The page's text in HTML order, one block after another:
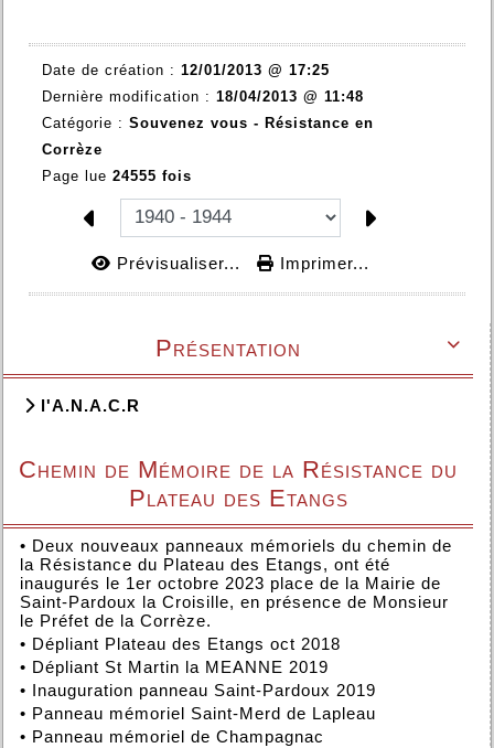

Présentation
l'A.N.A.C.R
Chemin de Mémoire de la Résistance du
Plateau des Etangs
• Deux nouveaux panneaux mémoriels du chemin de
la Résistance du Plateau des Etangs, ont été
inaugurés le 1er octobre 2023 place de la Mairie de
Saint-Pardoux la Croisille, en présence de Monsieur
le Préfet de la Corrèze.
• Dépliant Plateau des Etangs oct 2018
• Dépliant St Martin la MEANNE 2019
• Inauguration panneau Saint-Pardoux 2019
• Panneau mémoriel Saint-Merd de Lapleau
• Panneau mémoriel de Champagnac
Date de création : 12/01/2013 @ 17:25
Dernière modification : 18/04/2013 @ 11:48
Catégorie : Souvenez vous - Résistance en
Corrèze
Page lue 24555 fois
Prévisualiser... Imprimer...